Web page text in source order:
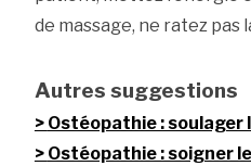
de massage, ne ratez pas
Autres suggestions
Ostéopathie : soulager
Ostéopathie : soigner